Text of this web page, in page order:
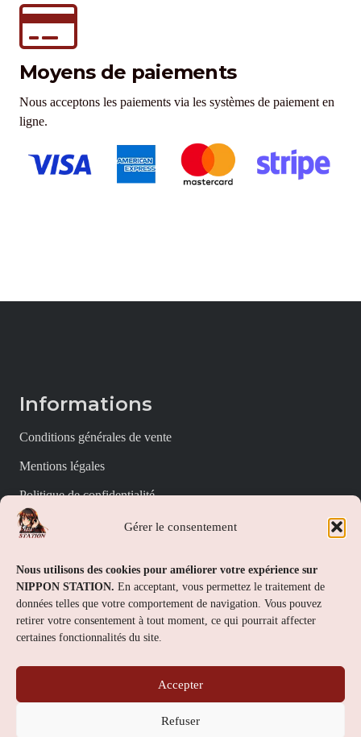
Gérer le consentement
Nous utilisons des cookies pour améliorer votre expérience sur
NIPPON STATION. En acceptant, vous permettez le traitement de
données telles que votre comportement de navigation. Vous pouvez
retirer votre consentement à tout moment, ce qui pourrait affecter
certaines fonctionnalités du site.
Accepter
Refuser
Moyens de paiements
Nous acceptons les paiements via les systèmes de paiement en
ligne.
Informations
Conditions générales de vente
Mentions légales
Politique de confidentialité
Politique de cookies (UE)
Nippon Station
À propos
FAQs
Contact